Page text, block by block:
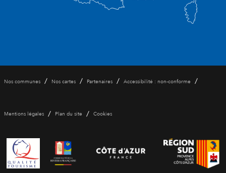
Nos communes / Nos cartes / Partenaires / Accessibilité : non-conforme /
Mentions légales / Plan du site / Cookies